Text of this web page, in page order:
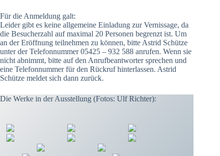
Für die Anmeldung galt:
Leider gibt es keine allgemeine Einladung zur Vernissage, da
die Besucherzahl auf maximal 20 Personen begrenzt ist. Um
an der Eröffnung teilnehmen zu können, bitte Astrid Schütze
unter der Telefonnummer 05425 – 932 588 anrufen. Wenn sie
nicht abnimmt, bitte auf den Anrufbeantworter sprechen und
eine Telefonnummer für den Rückruf hinterlassen. Astrid
Schütze meldet sich dann zurück.
Die Werke in der Ausstellung (Fotos: Ulf Richter):